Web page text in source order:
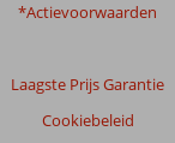
*Actievoorwaarden
Laagste Prijs Garantie
Cookiebeleid